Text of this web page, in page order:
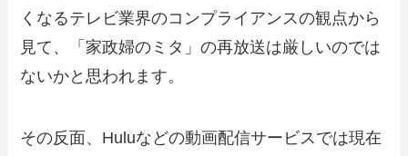
くなるテレビ業界のコンプライアンスの観点から
見て、「家政婦のミタ」の再放送は厳しいのでは
ないかと思われます。
その反面、Huluなどの動画配信サービスでは現在